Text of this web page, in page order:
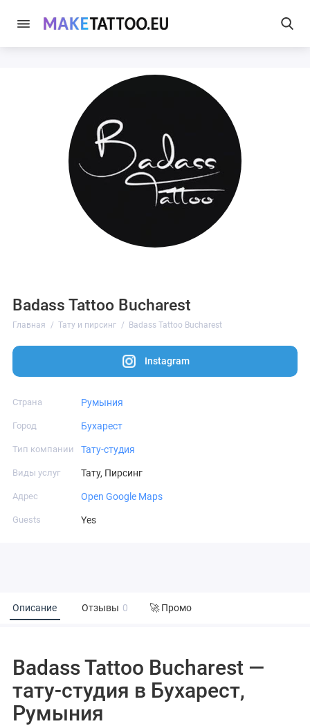
Badass Tattoo Bucharest
Главная Тату и пирсинг Badass Tattoo Bucharest
Instagram
Страна Румыния
Город Бухарест
Тип компании Тату-студия
Виды услуг Тату, Пирсинг
Адрес Open Google Maps
Guests Yes
Описание Отзывы 0 🚀 Промо
Badass Tattoo Bucharest —
тату-студия в Бухарест,
Румыния